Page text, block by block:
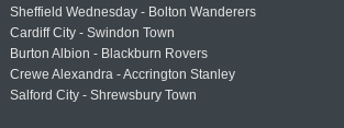
Sheffield Wednesday - Bolton Wanderers
Cardiff City - Swindon Town
Burton Albion - Blackburn Rovers
Crewe Alexandra - Accrington Stanley
Salford City - Shrewsbury Town